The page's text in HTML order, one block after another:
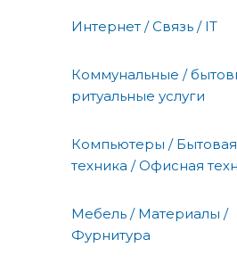
Интернет / Связь / IT
Коммунальные /
ритуальные услуги
Компьютеры / Бытовая
техника / Офисная
Мебель / Материалы /
Фурнитура